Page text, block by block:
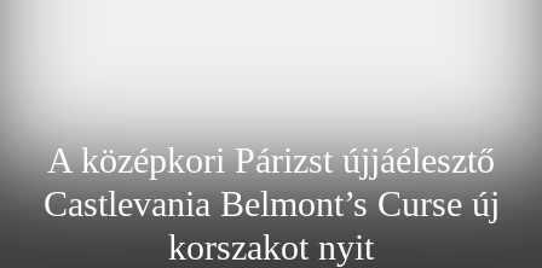
A középkori Párizst újjáélesztő
Castlevania Belmont’s Curse új
korszakot nyit